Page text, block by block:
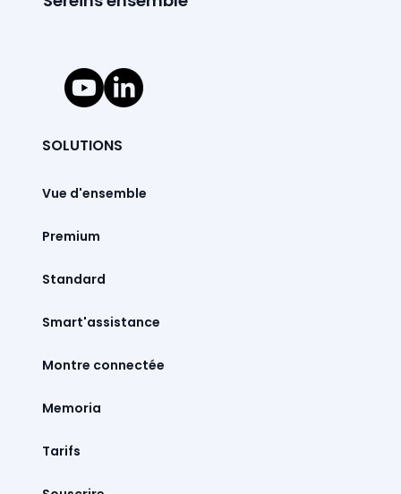
SOLUTIONS
Vue d'ensemble
Premium
Standard
Smart'assistance
Montre connectée
Memoria
Tarifs